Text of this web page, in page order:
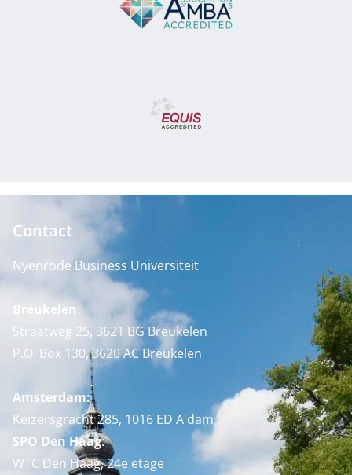
Contact
Nyenrode Business Universiteit
Breukelen:
Straatweg 25, 3621 BG Breukelen
P.O. Box 130, 3620 AC Breukelen
Amsterdam:
Keizersgracht 285, 1016 ED A'dam
SPO Den Haag:
WTC Den Haag, 24e etage